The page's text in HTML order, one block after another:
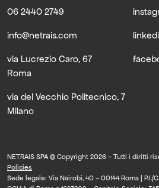
06 2440 2749
info@netrais.com
via Lucrezio Caro, 67
Roma
via del Vecchio Politecnico, 7
Milano
NETRAIS SPA © Copyright 2026 – Tutti i diritti
Policies
Sede legale: Via Nairobi, 40 – 00144 Roma | P.I./